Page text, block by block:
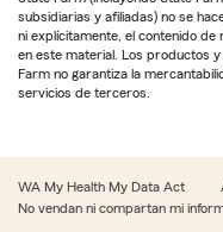
subsidiarias y afiliadas) no se
ni explícitamente, el contenido de
en este material. Los productos
Farm no garantiza la
servicios de terceros.
WA My Health My Data Act
No vendan ni compartan mi